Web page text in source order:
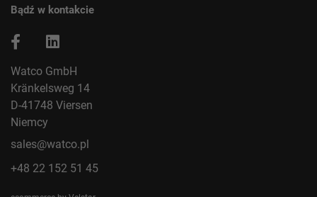
Bądź w kontakcie
Watco GmbH
Kränkelsweg 14
D-41748 Viersen
Niemcy
sales@watco.pl
+48 22 152 51 45